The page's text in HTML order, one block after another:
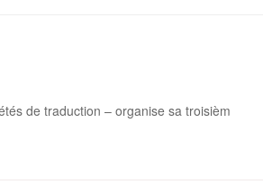
de traduction – organise sa troisièm